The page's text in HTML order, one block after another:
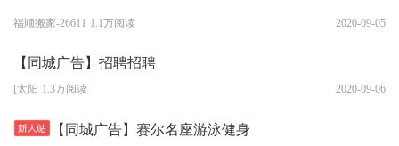
福顺搬家-26611 1.1万阅读 2020-09-05
【同城广告】招聘招聘
[太阳 1.3万阅读 2020-09-06
【同城广告】赛尔名座游泳健身